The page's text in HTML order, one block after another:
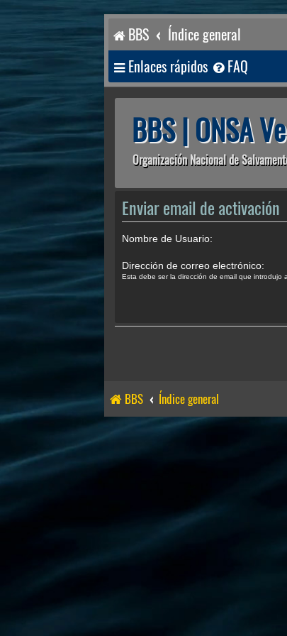
BBS Índice general
Enlaces rápidos FAQ
BBS | ONSA
Organización Nacional de
Enviar email de activación
Nombre de Usuario:
Dirección de correo electrónico:
Esta debe ser la dirección de email que introdujo
BBS Índice general